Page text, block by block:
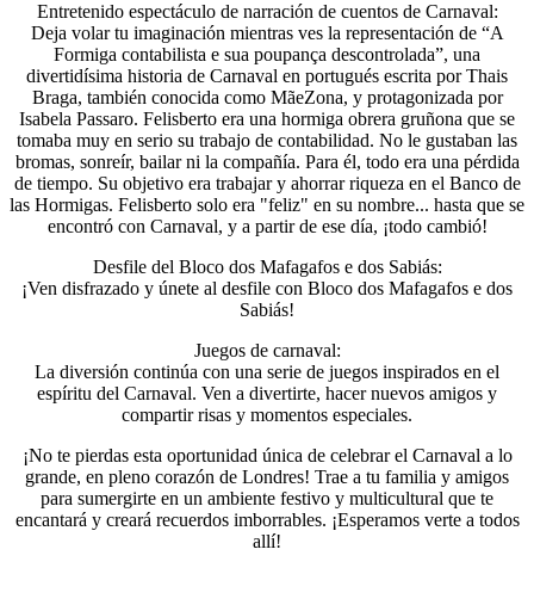
Entretenido espectáculo de narración de cuentos de Carnaval:
Deja volar tu imaginación mientras ves la representación de “A
Formiga contabilista e sua poupança descontrolada”, una
divertidísima historia de Carnaval en portugués escrita por Thais
Braga, también conocida como MãeZona, y protagonizada por
Isabela Passaro. Felisberto era una hormiga obrera gruñona que se
tomaba muy en serio su trabajo de contabilidad. No le gustaban las
bromas, sonreír, bailar ni la compañía. Para él, todo era una pérdida
de tiempo. Su objetivo era trabajar y ahorrar riqueza en el Banco de
las Hormigas. Felisberto solo era "feliz" en su nombre... hasta que se
encontró con Carnaval, y a partir de ese día, ¡todo cambió!
Desfile del Bloco dos Mafagafos e dos Sabiás:
¡Ven disfrazado y únete al desfile con Bloco dos Mafagafos e dos
Sabiás!
Juegos de carnaval:
La diversión continúa con una serie de juegos inspirados en el
espíritu del Carnaval. Ven a divertirte, hacer nuevos amigos y
compartir risas y momentos especiales.
¡No te pierdas esta oportunidad única de celebrar el Carnaval a lo
grande, en pleno corazón de Londres! Trae a tu familia y amigos
para sumergirte en un ambiente festivo y multicultural que te
encantará y creará recuerdos imborrables. ¡Esperamos verte a todos
allí!